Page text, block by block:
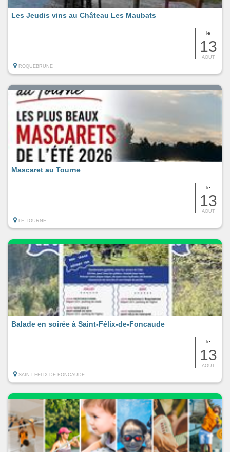
le
13
AOUT
Les Jeudis vins au Château Les Maubats
ROQUEBRUNE
le
13
AOUT
Mascaret au Tourne
LE TOURNE
le
13
AOUT
Balade en soirée à Saint-Félix-de-Foncaude
SAINT-FELIX-DE-FONCAUDE